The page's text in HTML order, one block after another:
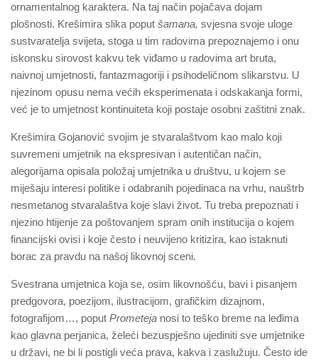
ornamentalnog karaktera. Na taj način pojačava dojam
plošnosti. Krešimira slika poput šamana, svjesna svoje uloge
sustvaratelja svijeta, stoga u tim radovima prepoznajemo i onu
iskonsku sirovost kakvu tek viđamo u radovima art bruta,
naivnoj umjetnosti, fantazmagoriji i psihodeličnom slikarstvu. U
njezinom opusu nema većih eksperimenata i odskakanja formi,
već je to umjetnost kontinuiteta koji postaje osobni zaštitni znak.
Krešimira Gojanović svojim je stvaralaštvom kao malo koji
suvremeni umjetnik na ekspresivan i autentičan način,
alegorijama opisala položaj umjetnika u društvu, u kojem se
miješaju interesi politike i odabranih pojedinaca na vrhu, nauštrb
nesmetanog stvaralaštva koje slavi život. Tu treba prepoznati i
njezino htijenje za poštovanjem spram onih institucija o kojem
financijski ovisi i koje često i neuvijeno kritizira, kao istaknuti
borac za pravdu na našoj likovnoj sceni.
Svestrana umjetnica koja se, osim likovnošću, bavi i pisanjem
predgovora, poezijom, ilustracijom, grafičkim dizajnom,
fotografijom…, poput Prometeja nosi to teško breme na leđima
kao glavna perjanica, želeći bezuspješno ujediniti sve umjetnike
u državi, ne bi li postigli veća prava, kakva i zaslužuju. Često ide